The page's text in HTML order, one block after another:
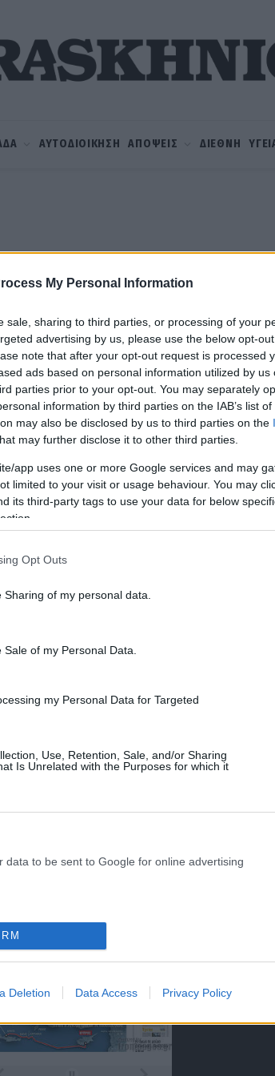
My Personal Information
sale, sharing to third parties, or processing of your
advertising by us, please use the below opt-
note that after your opt-out request is processed
ads based on personal information utilized by us
parties prior to your opt-out. You may separately
information by third parties on the IAB’s list
may also be disclosed by us to third parties on the
may further disclose it to other third parties.
app uses one or more Google services and may
limited to your visit or usage behaviour. You may
its third-party tags to use your data for below
Opt Outs
of my personal data.
of my Personal Data.
my Personal Data for Targeted
Use, Retention, Sale, and/or Sharing
Is Unrelated with the Purposes for which it
data to be sent to Google for online advertising
Deletion Data Access Privacy Policy
ΑΥΤΟΔΙΟΙΚΗΣΗ ΑΠΟΨΕΙΣ ΔΙΕΘΝΗ
ΣΗΜΕΡΑ